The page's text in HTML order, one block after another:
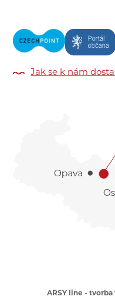
Jak se k nám
ARSY line -